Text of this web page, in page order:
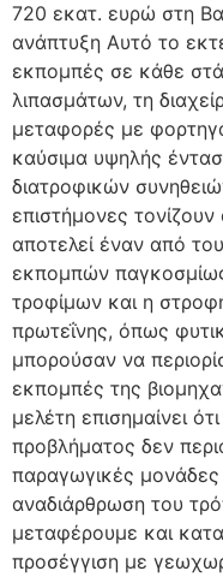
720 εκατ. ευρώ στη
ανάπτυξη Αυτό το
εκπομπές σε κάθε
λιπασμάτων, τη
μεταφορές με
καύσιμα υψηλής
διατροφικών
επιστήμονες
αποτελεί έναν από
εκπομπών
τροφίμων και η
πρωτεΐνης, όπως
μπορούσαν να
εκπομπές της
μελέτη επισημαίνει
προβλήματος δεν
παραγωγικές μονάδες
αναδιάρθρωση του
μεταφέρουμε και
προσέγγιση με